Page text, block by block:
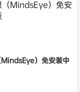
）免安装中